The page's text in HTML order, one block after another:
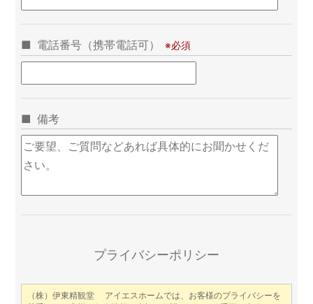
電話番号（携帯電話可）
備考
プライバシーポリシー